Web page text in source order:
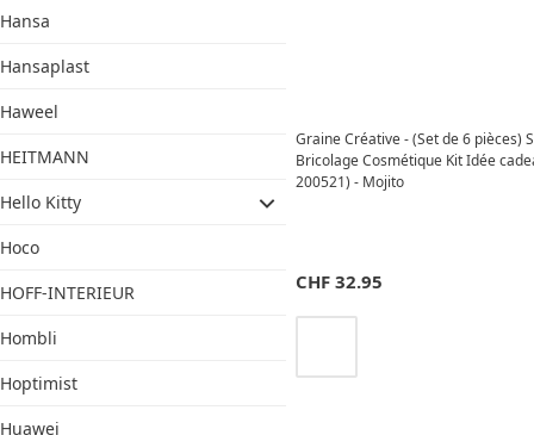
Hansa
Hansaplast
Haweel
HEITMANN
Hello Kitty
Hoco
HOFF-INTERIEUR
Hombli
Hoptimist
Huawei
Graine Créative - (Set de 6 pièces)
Bricolage Cosmétique Kit Idée
200521) - Mojito
CHF 32.95